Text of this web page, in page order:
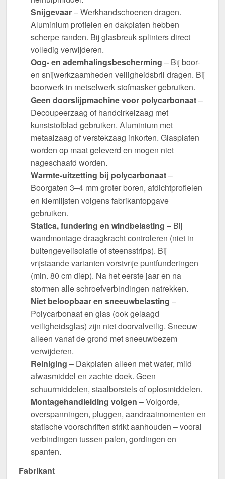
Snijgevaar– Werkhandschoenen dragen.
Aluminium profielen en dakplaten hebben
scherpe randen. Bij glasbreuk splinters direct
volledig verwijderen.
Oog- en ademhalingsbescherming – Bij boor-
en snijwerkzaamheden veiligheidsbril dragen. Bij
boorwerk in metselwerk stofmasker gebruiken.
Geen doorslijpmachine voor polycarbonaat–
Decoupeerzaag of handcirkelzaag met
kunststofblad gebruiken. Aluminium met
metaalzaag of verstekzaag inkorten. Glasplaten
worden op maat geleverd en mogen niet
nageschaafd worden.
Warmte-uitzetting bij polycarbonaat–
Boorgaten 3–4 mm groter boren, afdichtprofielen
en klemlijsten volgens fabrikantopgave
gebruiken.
Statica, fundering en windbelasting – Bij
wandmontage draagkracht controleren (niet in
buitengevelisolatie of steensstrips). Bij
vrijstaande varianten vorstvrije puntfunderingen
(min. 80 cm diep). Na het eerste jaar en na
stormen alle schroefverbindingen natrekken.
Niet beloopbaar en sneeuwbelasting –
Polycarbonaat en glas (ook gelaagd
veiligheidsglas) zijn niet doorvalveilig. Sneeuw
alleen vanaf de grond met sneeuwbezem
verwijderen.
Reiniging – Dakplaten alleen met water, mild
afwasmiddel en zachte doek. Geen
schuurmiddelen, staalborstels of oplosmiddelen.
Montagehandleiding volgen – Volgorde,
overspanningen, pluggen, aandraaimomenten en
statische voorschriften strikt aanhouden – vooral
verbindingen tussen palen, gordingen en
spanten.
Fabrikant